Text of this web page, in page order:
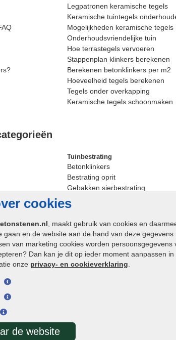
cookies
, maakt gebruik van cookies en
gaan en de website aan de hand van deze
van marketing cookies worden
Dan kan je dit op ieder moment aanpassen in
onze privacy- en cookieverklaring
de website
Legpatronen keramische tegels
Keramische tuintegels
Mogelijkheden keramische tegels
Onderhoudsvriendelijke tuin
Hoe terrastegels vervoeren
Stappenplan klinkers berekenen
Berekenen betonklinkers per m2
Hoeveelheid tegels berekenen
Tegels onder overkapping
Keramische tegels schoonmaken
Tuinbestrating
Betonklinkers
Bestrating oprit
Gebakken sierbestrating
Strakke bestrating
Straatstenen
Straatklinkers
Trommelstenen
Tuinstenen
Waalformaat